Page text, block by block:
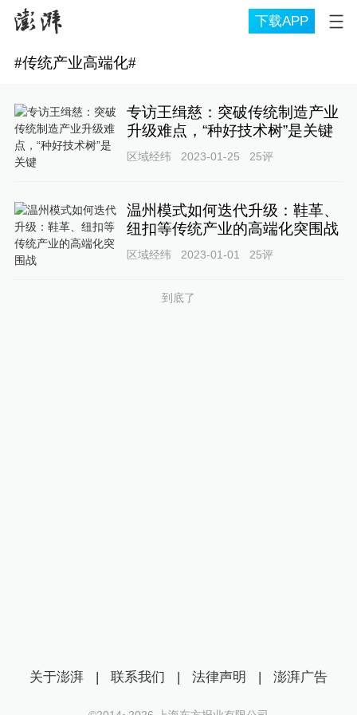
下载APP
#传统产业高端化#
专访王缉慈：突破传统制造产业
升级难点，“种好技术树”是关键
区域经纬 2023-01-25 25评
温州模式如何迭代升级：鞋革、
纽扣等传统产业的高端化突围战
区域经纬 2023-01-01 25评
到底了
关于澎湃 | 联系我们 | 法律声明 | 澎湃广告